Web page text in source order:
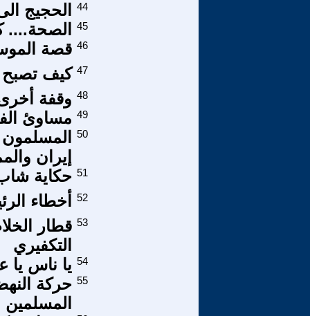
الحجيج 44
الصحة.... 45
قصة 46
كيف تصبح 47
وقفة 48
مساوئ 49
إيران
50
حكاية 51
أخطاء 52
قطار
التكفيري
53
يا ناس 54
حركة 55